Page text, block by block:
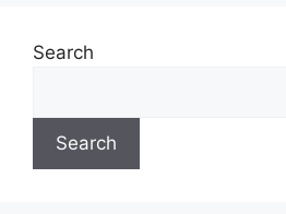
Search
Search